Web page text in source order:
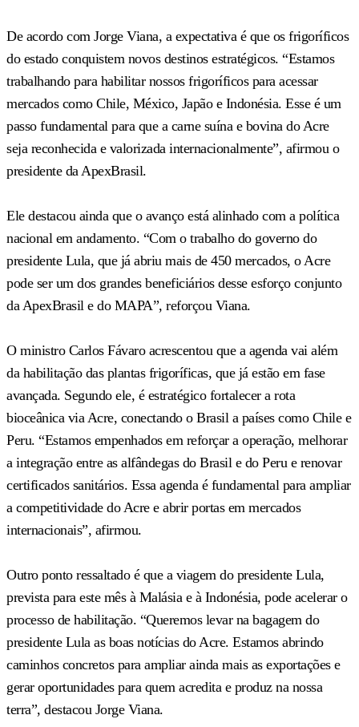
De acordo com Jorge Viana, a expectativa é que os frigoríficos
do estado conquistem novos destinos estratégicos. “Estamos
trabalhando para habilitar nossos frigoríficos para acessar
mercados como Chile, México, Japão e Indonésia. Esse é um
passo fundamental para que a carne suína e bovina do Acre
seja reconhecida e valorizada internacionalmente”, afirmou o
presidente da ApexBrasil.
Ele destacou ainda que o avanço está alinhado com a política
nacional em andamento. “Com o trabalho do governo do
presidente Lula, que já abriu mais de 450 mercados, o Acre
pode ser um dos grandes beneficiários desse esforço conjunto
da ApexBrasil e do MAPA”, reforçou Viana.
O ministro Carlos Fávaro acrescentou que a agenda vai além
da habilitação das plantas frigoríficas, que já estão em fase
avançada. Segundo ele, é estratégico fortalecer a rota
bioceânica via Acre, conectando o Brasil a países como Chile e
Peru. “Estamos empenhados em reforçar a operação, melhorar
a integração entre as alfândegas do Brasil e do Peru e renovar
certificados sanitários. Essa agenda é fundamental para ampliar
a competitividade do Acre e abrir portas em mercados
internacionais”, afirmou.
Outro ponto ressaltado é que a viagem do presidente Lula,
prevista para este mês à Malásia e à Indonésia, pode acelerar o
processo de habilitação. “Queremos levar na bagagem do
presidente Lula as boas notícias do Acre. Estamos abrindo
caminhos concretos para ampliar ainda mais as exportações e
gerar oportunidades para quem acredita e produz na nossa
terra”, destacou Jorge Viana.